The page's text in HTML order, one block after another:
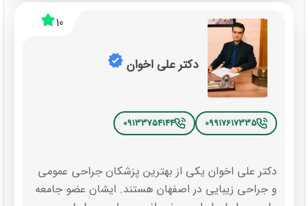
10
دکتر علی اخوان
09917617335
09133754144
دکتر علی اخوان یکی از بهترین پزشکان جراحی عمومی
و جراحی زیبایی در اصفهان هستند. ایشان عضو جامعه